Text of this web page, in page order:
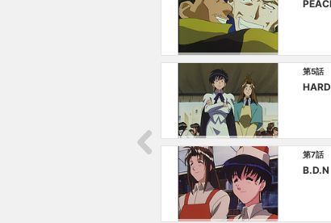
第5話
第7話
B.D.N